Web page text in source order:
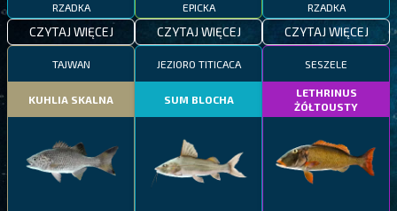
RZADKA
CZYTAJ WIĘCEJ
EPICKA
CZYTAJ WIĘCEJ
RZADKA
CZYTAJ WIĘCEJ
TAJWAN
KUHLIA SKALNA
JEZIORO TITICACA
SUM BLOCHA
SESZELE
LETHRINUS
ŻÓŁTOUSTY